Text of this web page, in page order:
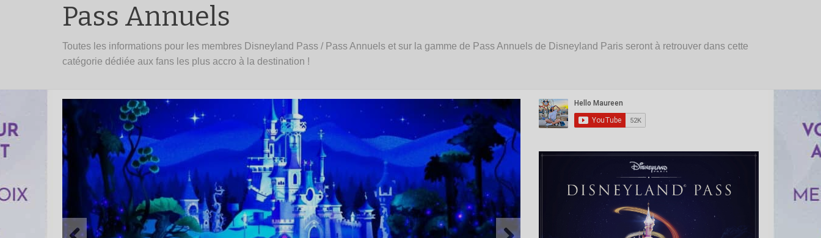
Pass Annuels
Toutes les informations pour les membres Disneyland Pass / Pass Annuels et sur la gamme de Pass Annuels de Disneyland Paris seront à retrouver dans cette
catégorie dédiée aux fans les plus accro à la destination !